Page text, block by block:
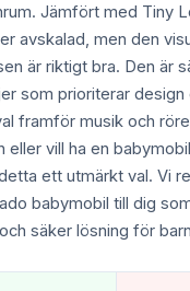
Jämfört med Tiny
avskalad, men den
är riktigt bra. Den är
som prioriterar design
framför musik och
eller vill ha en
ett utmärkt val. Vi
babymobil till dig
säker lösning för